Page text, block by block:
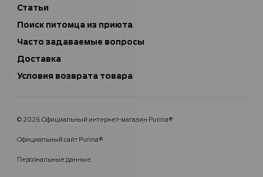
Статьи
Поиск питомца из приюта
Часто задаваемые вопросы
Доставка
Условия возврата товара
© 2026 Официальный интернет-магазин Purina®
Официальный сайт Purina®
Персональные данные